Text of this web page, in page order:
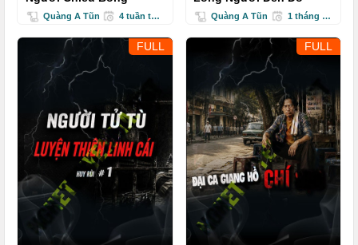
Quàng A Tũn 4 tuần trước Quàng A Tũn 1 tháng trước
FULL FULL